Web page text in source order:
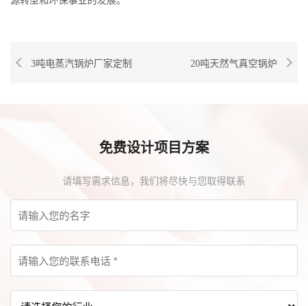
3吨电蒸汽锅炉厂家定制 20吨天然气真空锅炉
免费设计项目方案
请填写需求信息，我们将尽快与您取得联系